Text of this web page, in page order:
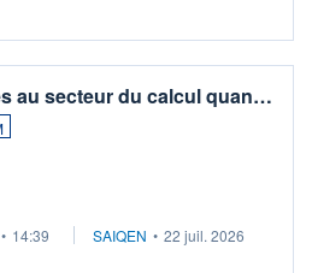
au secteur du calcul quan…
actions individuelles.
• 14:39 SAIQEN • 22 juil. 2026